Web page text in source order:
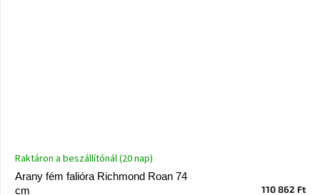
Arany fém falióra Richmond Roan 74
cm
Raktáron a beszállítónál (20 nap)
110 862 Ft